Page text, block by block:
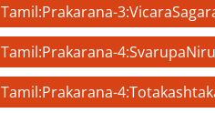
Tamil:Prakarana-
Tamil:Prakarana-
Tamil:Prakarana-